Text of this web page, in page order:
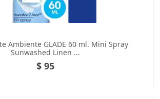
Ambiente GLADE 60 ml. Mini Spray
Sunwashed Linen ...
$ 95